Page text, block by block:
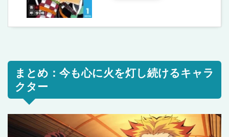
まとめ：今も心に火を灯し続けるキャラ
クター